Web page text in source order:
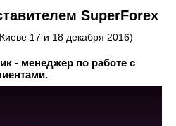
SuperForex
17 и 18 декабря 2016)
- менеджер по работе с